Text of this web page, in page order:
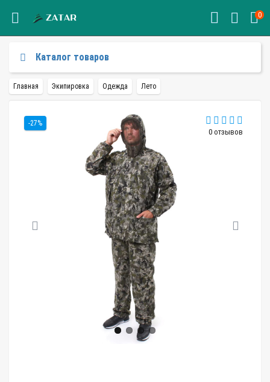
0
Каталог товаров
Главная Экипировка Одежда Лето
-27%
0 отзывов